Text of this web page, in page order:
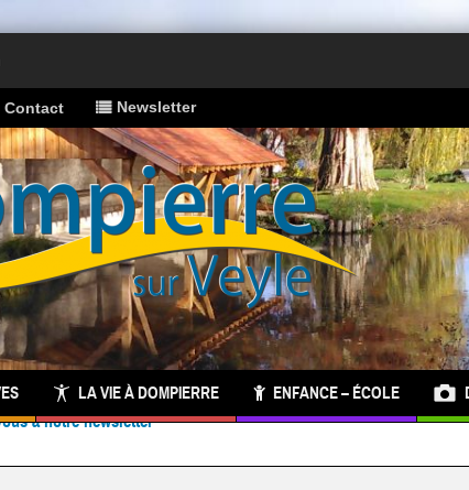
Contact Newsletter
LA VIE À DOMPIERRE ENFANCE – ÉCOLE